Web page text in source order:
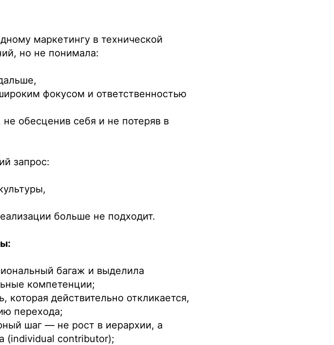
маркетингу в технической
но не понимала:
фокусом и ответственностью
обесценив себя и не потеряв в
запрос:
больше не подходит.
багаж и выделила
компетенции;
действительно откликается,
перехода;
шаг — не рост в иерархии, а
(individual contributor);